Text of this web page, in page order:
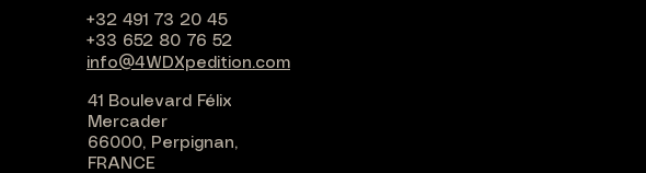
+32 491 73 20 45
+33 652 80 76 52
info@4WDXpedition.com
41 Boulevard Félix
Mercader
66000, Perpignan,
FRANCE